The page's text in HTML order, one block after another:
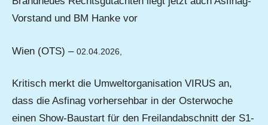
Vorstand und BM Hanke vor
Wien (OTS) – 02.04.2026,
Kritisch merkt die Umweltorganisation VIRUS an,
dass die Asfinag vorhersehbar in der Osterwoche
einen Show-Baustart für den Freilandabschnitt der S1-